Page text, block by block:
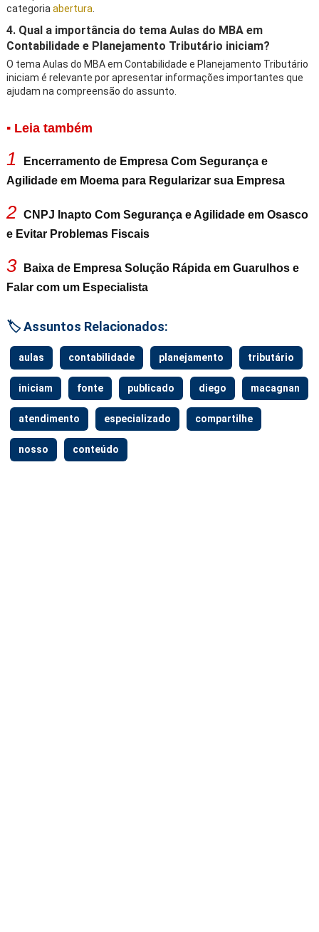
categoria abertura
4. Qual a importância do tema Aulas do MBA em
Contabilidade e Planejamento Tributário iniciam?
O tema Aulas do MBA em Contabilidade e Planejamento Tributário
iniciam é relevante por apresentar informações importantes que
ajudam na compreensão do assunto.
▪ Leia também
1
Encerramento de Empresa Com Segurança e
Agilidade em Moema para Regularizar sua Empresa
2 CNPJ Inapto Com Segurança e Agilidade em Osasco
e Evitar Problemas Fiscais
3
Baixa de Empresa Solução Rápida em Guarulhos e
Falar com um Especialista
🏷️ Assuntos Relacionados:
aulas contabilidade planejamento tributário
iniciam fonte publicado diego macagnan
atendimento especializado compartilhe
nosso conteúdo